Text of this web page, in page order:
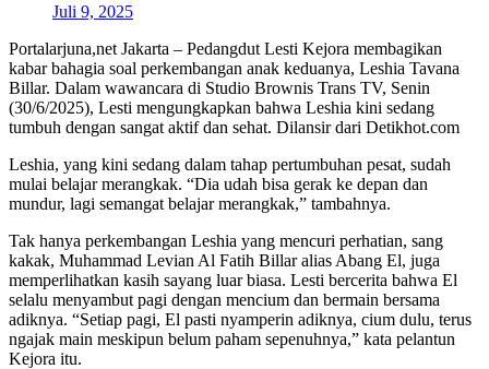
Juli 9, 2025
Portalarjuna,net Jakarta – Pedangdut Lesti Kejora membagikan
kabar bahagia soal perkembangan anak keduanya, Leshia Tavana
Billar. Dalam wawancara di Studio Brownis Trans TV, Senin
(30/6/2025), Lesti mengungkapkan bahwa Leshia kini sedang
tumbuh dengan sangat aktif dan sehat. Dilansir dari Detikhot.com
Leshia, yang kini sedang dalam tahap pertumbuhan pesat, sudah
mulai belajar merangkak. “Dia udah bisa gerak ke depan dan
mundur, lagi semangat belajar merangkak,” tambahnya.
Tak hanya perkembangan Leshia yang mencuri perhatian, sang
kakak, Muhammad Levian Al Fatih Billar alias Abang El, juga
memperlihatkan kasih sayang luar biasa. Lesti bercerita bahwa El
selalu menyambut pagi dengan mencium dan bermain bersama
adiknya. “Setiap pagi, El pasti nyamperin adiknya, cium dulu, terus
ngajak main meskipun belum paham sepenuhnya,” kata pelantun
Kejora itu.